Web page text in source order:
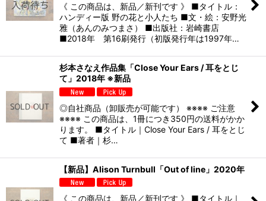
《 この商品は、新品／新刊です 》 ■タイトル：
ハンディー版 野の花と小人たち ■文・絵：安野光
雅（あんのみつまさ） ■出版社：岩崎書店
■2018年 第16刷発行（初版発行年は1997年…
杉本さなえ作品集「Close Your Ears / 耳をとじ
て」2018年 ※新品
◎自社商品（卸販売が可能です） ※※※※ ご注意
※※※※ この商品は、1冊につき350円の送料がかか
ります。 ■タイトル｜Close Your Ears / 耳をとじ
て ■著者｜杉…
【新品】Alison Turnbull「Out of line」2020年
《 この商品は、新品／新刊です 》 ■タイトル｜